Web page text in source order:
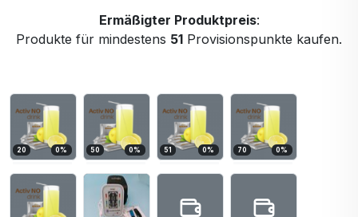
Ermäßigter Produktpreis:
Produkte für mindestens 51 Provisionspunkte kaufen.
20 0% 50 0% 51 0% 70 0%